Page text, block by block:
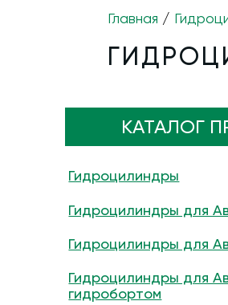
Главная /
КАТАЛОГ
Гидроцилиндры
Гидроцилиндры для
Гидроцилиндры для
Гидроцилиндры для
гидробортом